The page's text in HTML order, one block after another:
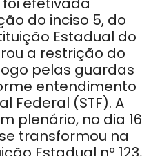
do inciso 5, do
Estadual do
a restrição do
pelas guardas
entendimento
Federal (STF). A
plenário, no dia 16
transformou na